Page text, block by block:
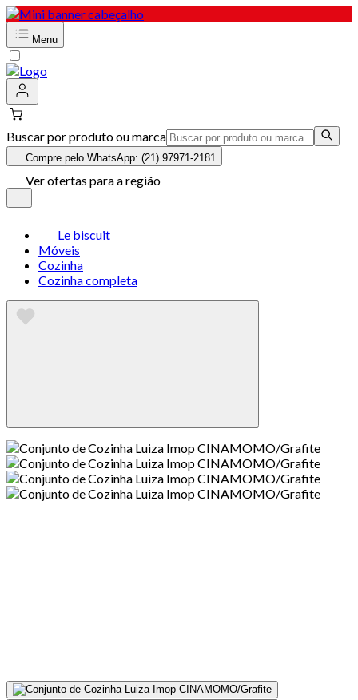
Menu
Buscar por produto ou marca
Compre pelo WhatsApp: (21) 97971-2181
Ver ofertas para a região
Le biscuit
Móveis
Cozinha
Cozinha completa